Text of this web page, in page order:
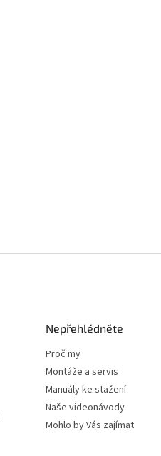
Nepřehlédněte
Proč my
Montáže a servis
Manuály ke stažení
Naše videonávody
Mohlo by Vás zajímat